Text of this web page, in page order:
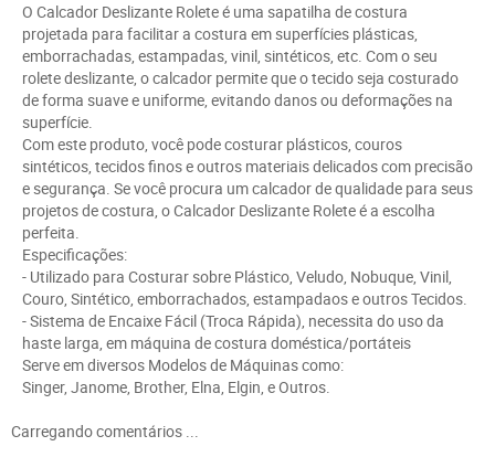
O Calcador Deslizante Rolete é uma sapatilha de costura
projetada para facilitar a costura em superfícies plásticas,
emborrachadas, estampadas, vinil, sintéticos, etc. Com o seu
rolete deslizante, o calcador permite que o tecido seja costurado
de forma suave e uniforme, evitando danos ou deformações na
superfície.
Com este produto, você pode costurar plásticos, couros
sintéticos, tecidos finos e outros materiais delicados com precisão
e segurança. Se você procura um calcador de qualidade para seus
projetos de costura, o Calcador Deslizante Rolete é a escolha
perfeita.
Especificações:
- Utilizado para Costurar sobre Plástico, Veludo, Nobuque, Vinil,
Couro, Sintético, emborrachados, estampadaos e outros Tecidos.
- Sistema de Encaixe Fácil (Troca Rápida), necessita do uso da
haste larga, em máquina de costura doméstica/portáteis
Serve em diversos Modelos de Máquinas como:
Singer, Janome, Brother, Elna, Elgin, e Outros.
Carregando comentários ...